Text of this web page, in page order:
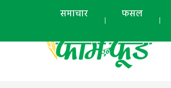
समाचार फसल